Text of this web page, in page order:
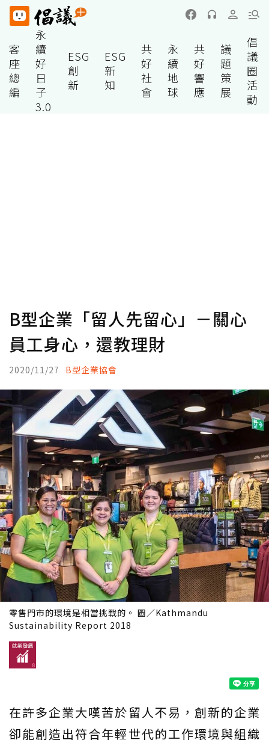
客
座
總
編
永
續
好
日
子
3.0
ESG
創
新
ESG
新
知
共
好
社
會
永
續
地
球
共
好
響
應
議
題
策
展
倡
議
圈
活
動
B型企業「留人先留心」－關心
員工身心，還教理財
2020/11/27 B型企業協會
零售門市的環境是相當挑戰的。 圖／Kathmandu
Sustainability Report 2018
在許多企業大嘆苦於留人不易，創新的企業
卻能創造出符合年輕世代的工作環境與組織